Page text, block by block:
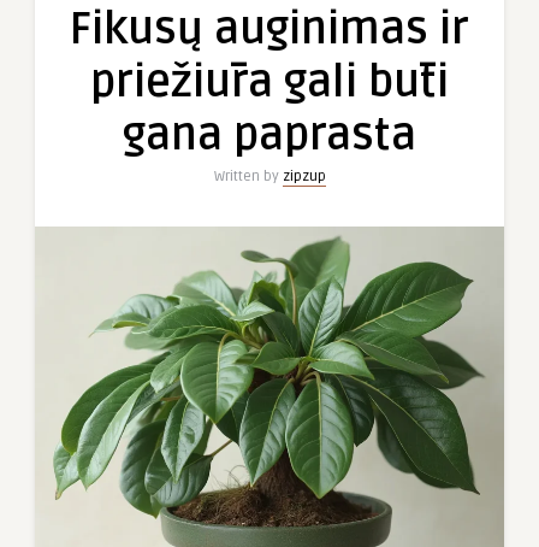
Fikusų auginimas ir
priežiūra gali būti
gana paprasta
Written by zipzup